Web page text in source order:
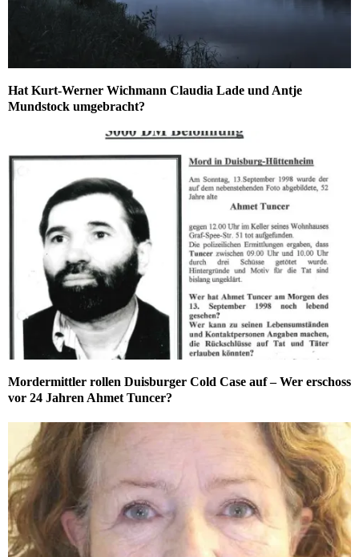
Hat Kurt-Werner Wichmann Claudia Lade und Antje
Mundstock umgebracht?
Mordermittler rollen Duisburger Cold Case auf – Wer erschoss
vor 24 Jahren Ahmet Tuncer?